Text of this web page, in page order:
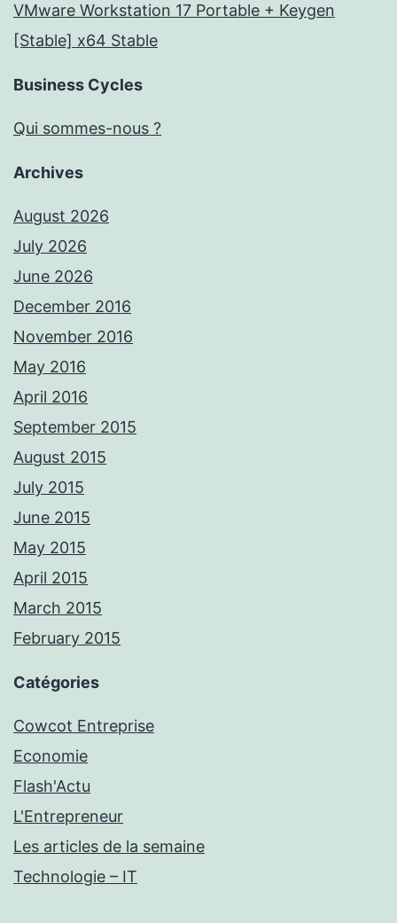
VMware Workstation 17 Portable + Keygen
[Stable] x64 Stable
Business Cycles
Qui sommes-nous ?
Archives
August 2026
July 2026
June 2026
December 2016
November 2016
May 2016
April 2016
September 2015
August 2015
July 2015
June 2015
May 2015
April 2015
March 2015
February 2015
Catégories
Cowcot Entreprise
Economie
Flash'Actu
L'Entrepreneur
Les articles de la semaine
Technologie – IT